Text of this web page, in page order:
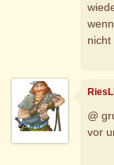
nicht
@
vor